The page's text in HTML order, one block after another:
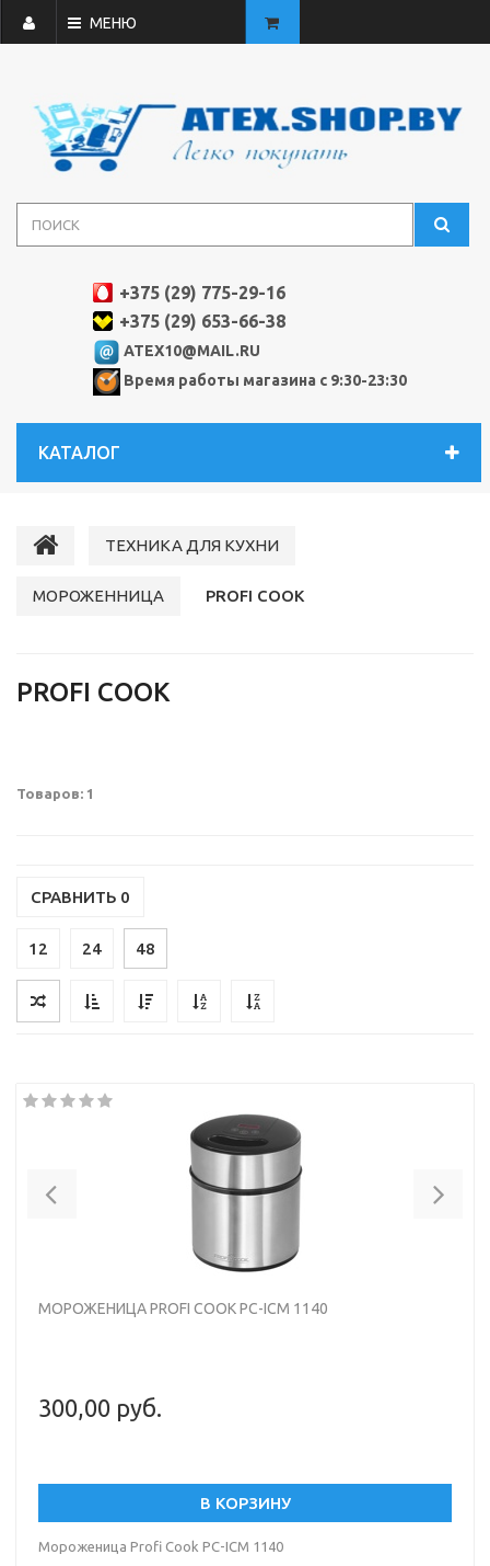
МЕНЮ
+375 (29) 775-29-16
+375 (29) 653-66-38
ATEX10@MAIL.RU
Время работы магазина с 9:30-23:30
КАТАЛОГ
ТЕХНИКА ДЛЯ КУХНИ
МОРОЖЕННИЦА PROFI COOK
PROFI COOK
Товаров: 1
СРАВНИТЬ 0
12 24 48
МОРОЖЕНИЦА PROFI COOK PC-ICM 1140
300,00 руб.
В КОРЗИНУ
Мороженица Profi Cook PC-ICM 1140